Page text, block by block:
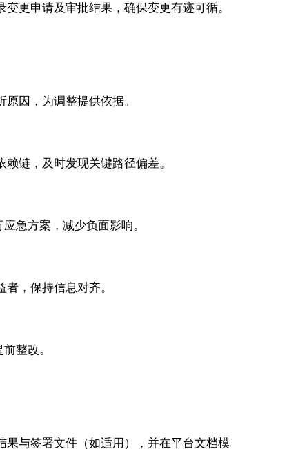
更申请及审批结果，确保变更有迹可循。
因，为调整提供依据。
链，及时发现关键路径偏差。
急方案，减少负面影响。
，保持信息对齐。
整改。
与签署文件（如适用），并在平台文档模